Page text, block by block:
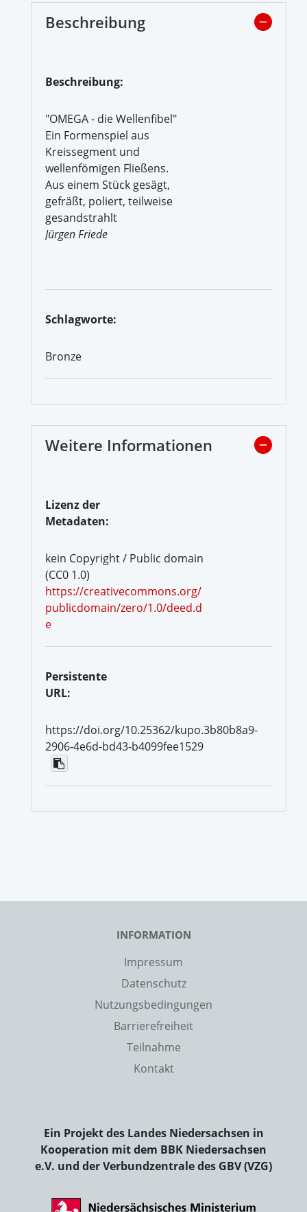
Beschreibung
Beschreibung:
"OMEGA - die Wellenfibel"
Ein Formenspiel aus
Kreissegment und
wellenfömigen Fließens.
Aus einem Stück gesägt,
gefräßt, poliert, teilweise
gesandstrahlt
Jürgen Friede
Schlagworte:
Bronze
Weitere Informationen
Lizenz der
Metadaten:
kein Copyright / Public domain
(CC0 1.0)
https://creativecommons.org/
publicdomain/zero/1.0/deed.d
e
Persistente
URL:
https://doi.org/10.25362/kupo.3b80b8a9-
2906-4e6d-bd43-b4099fee1529
INFORMATION
Impressum
Datenschutz
Nutzungsbedingungen
Barrierefreiheit
Teilnahme
Kontakt
Ein Projekt des Landes Niedersachsen in
Kooperation mit dem BBK Niedersachsen
e.V. und der Verbundzentrale des GBV (VZG)